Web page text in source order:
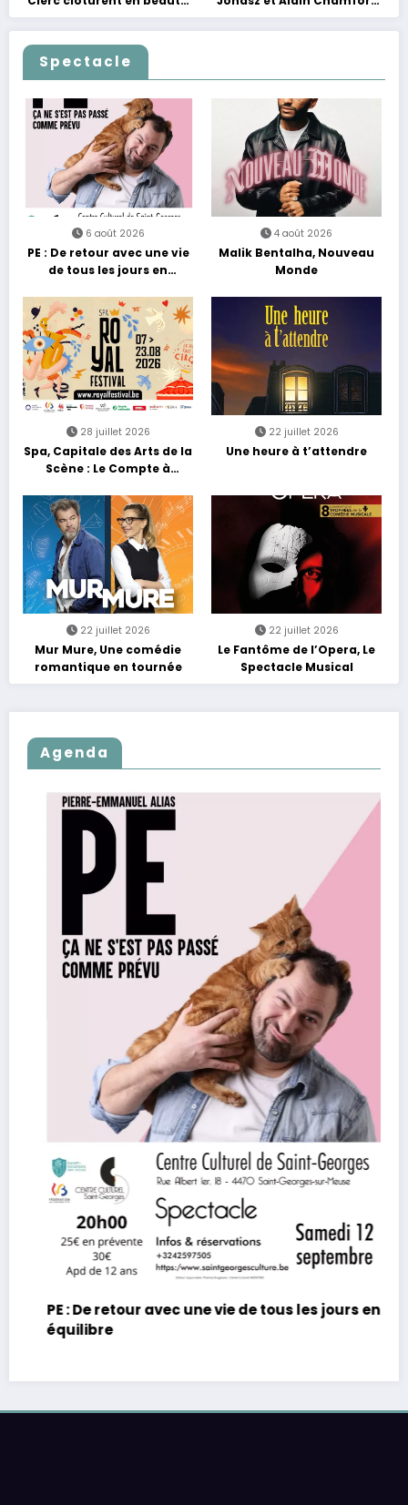
Les Nuits Francofolies au
Casino
célèbrent le temps qui
passe… sans jamais céder
Spectacle
6 août 2026
PE : De retour avec une vie
de tous les jours en
4 août 2026
Malik Bentalha, Nouveau
Monde
28 juillet 2026
Spa, Capitale des Arts de la
Scène : Le Compte à
22 juillet 2026
Une heure à t’attendre
22 juillet 2026
Mur Mure, Une comédie
romantique en tournée
22 juillet 2026
Le Fantôme de l’Opera, Le
Spectacle Musical
Agenda
PE : De retour avec une vie de tous les jours en
équilibre